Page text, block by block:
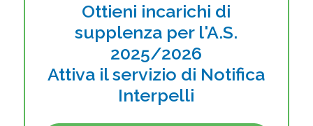
Ottieni incarichi di
supplenza per l'A.S.
2025/2026
Attiva il servizio di Notifica
Interpelli